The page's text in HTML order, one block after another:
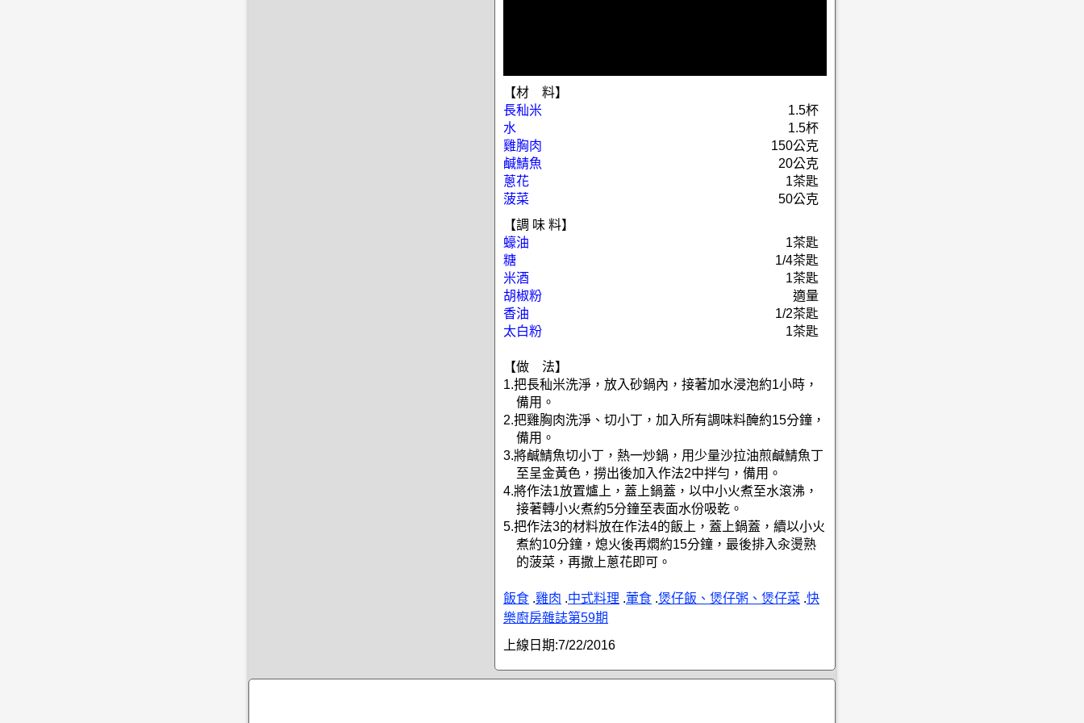
【材 料】
長秈米
1.5杯
水
1.5杯
雞胸肉
150公克
鹹鯖魚
20公克
蔥花
1茶匙
菠菜
50公克
【調 味 料】
蠔油
1茶匙
糖
1/4茶匙
米酒
1茶匙
胡椒粉
適量
香油
1/2茶匙
太白粉
1茶匙
【做 法】
1.把長秈米洗淨，放入砂鍋內，接著加水浸泡約1小時，
備用。
2.把雞胸肉洗淨、切小丁，加入所有調味料醃約15分鐘，
備用。
3.將鹹鯖魚切小丁，熱一炒鍋，用少量沙拉油煎鹹鯖魚丁
至呈金黃色，撈出後加入作法2中拌勻，備用。
4.將作法1放置爐上，蓋上鍋蓋，以中小火煮至水滾沸，
接著轉小火煮約5分鐘至表面水份吸乾。
5.把作法3的材料放在作法4的飯上，蓋上鍋蓋，續以小火
煮約10分鐘，熄火後再燜約15分鐘，最後排入汆燙熟
的菠菜，再撒上蔥花即可。
飯食 .雞肉 .中式料理 .葷食 .煲仔飯、煲仔粥、煲仔菜 .快
樂廚房雜誌第59期
上線日期:7/22/2016